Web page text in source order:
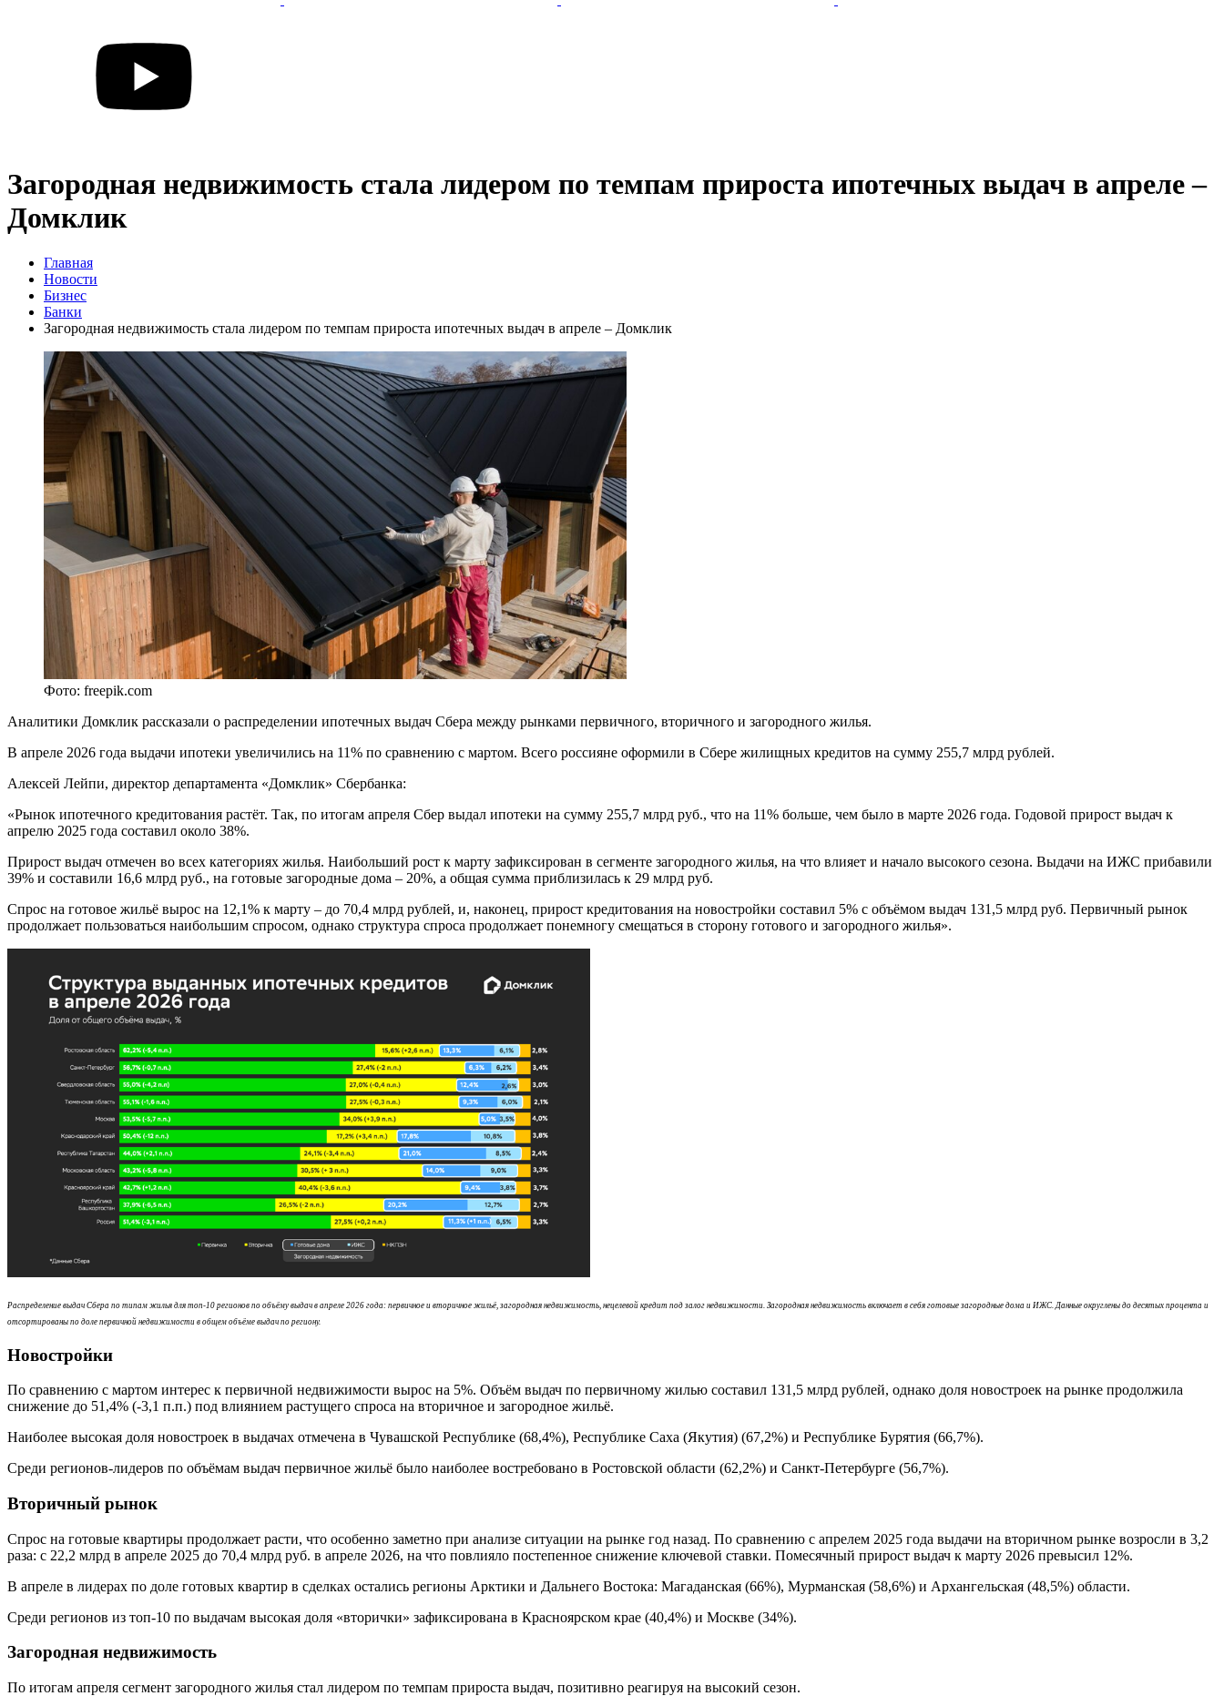
Загородная недвижимость стала лидером по темпам прироста ипотечных выдач в апреле –
Домклик
Главная
Новости
Бизнес
Банки
Загородная недвижимость стала лидером по темпам прироста ипотечных выдач в апреле – Домклик
Фото: freepik.com
Аналитики Домклик рассказали о распределении ипотечных выдач Сбера между рынками первичного, вторичного и загородного жилья.
В апреле 2026 года выдачи ипотеки увеличились на 11% по сравнению с мартом. Всего россияне оформили в Сбере жилищных кредитов на сумму 255,7 млрд рублей.
Алексей Лейпи, директор департамента «Домклик» Сбербанка:
«Рынок ипотечного кредитования растёт. Так, по итогам апреля Сбер выдал ипотеки на сумму 255,7 млрд руб., что на 11% больше, чем было в марте 2026 года. Годовой прирост выдач к
апрелю 2025 года составил около 38%.
Прирост выдач отмечен во всех категориях жилья. Наибольший рост к марту зафиксирован в сегменте загородного жилья, на что влияет и начало высокого сезона. Выдачи на ИЖС прибавили
39% и составили 16,6 млрд руб., на готовые загородные дома – 20%, а общая сумма приблизилась к 29 млрд руб.
Спрос на готовое жильё вырос на 12,1% к марту – до 70,4 млрд рублей, и, наконец, прирост кредитования на новостройки составил 5% с объёмом выдач 131,5 млрд руб. Первичный рынок
продолжает пользоваться наибольшим спросом, однако структура спроса продолжает понемногу смещаться в сторону готового и загородного жилья».
Распределение выдач Сбера по типам жилья для топ-10 регионов по объёму выдач в апреле 2026 года: первичное и вторичное жильё, загородная недвижимость, нецелевой кредит под залог недвижимости. Загородная недвижимость включает в себя готовые загородные дома и ИЖС. Данные округлены до десятых процента и
отсортированы по доле первичной недвижимости в общем объёме выдач по региону.
Новостройки
По сравнению с мартом интерес к первичной недвижимости вырос на 5%. Объём выдач по первичному жилью составил 131,5 млрд рублей, однако доля новостроек на рынке продолжила
снижение до 51,4% (-3,1 п.п.) под влиянием растущего спроса на вторичное и загородное жильё.
Наиболее высокая доля новостроек в выдачах отмечена в Чувашской Республике (68,4%), Республике Саха (Якутия) (67,2%) и Республике Бурятия (66,7%).
Среди регионов-лидеров по объёмам выдач первичное жильё было наиболее востребовано в Ростовской области (62,2%) и Санкт-Петербурге (56,7%).
Вторичный рынок
Спрос на готовые квартиры продолжает расти, что особенно заметно при анализе ситуации на рынке год назад. По сравнению с апрелем 2025 года выдачи на вторичном рынке возросли в 3,2
раза: с 22,2 млрд в апреле 2025 до 70,4 млрд руб. в апреле 2026, на что повлияло постепенное снижение ключевой ставки. Помесячный прирост выдач к марту 2026 превысил 12%.
В апреле в лидерах по доле готовых квартир в сделках остались регионы Арктики и Дальнего Востока: Магаданская (66%), Мурманская (58,6%) и Архангельская (48,5%) области.
Среди регионов из топ-10 по выдачам высокая доля «вторички» зафиксирована в Красноярском крае (40,4%) и Москве (34%).
Загородная недвижимость
По итогам апреля сегмент загородного жилья стал лидером по темпам прироста выдач, позитивно реагируя на высокий сезон.